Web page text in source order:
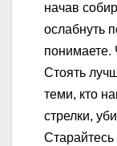
начав
ослабнуть
понимаете.
Стоять
теми, кто
стрелки,
Старайтесь